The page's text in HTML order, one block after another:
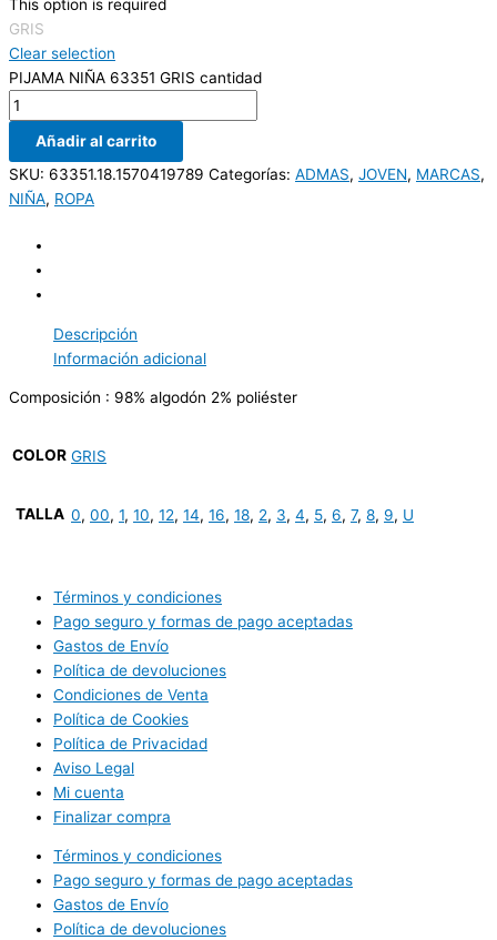
This option is required
GRIS
Clear selection
PIJAMA NIÑA 63351 GRIS cantidad
Añadir al carrito
SKU: 63351.18.1570419789 Categorías: ADMAS, JOVEN, MARCAS,
NIÑA, ROPA
Descripción
Información adicional
Composición : 98% algodón 2% poliéster
COLOR GRIS
TALLA 0, 00, 1, 10, 12, 14, 16, 18, 2, 3, 4, 5, 6, 7, 8, 9, U
Términos y condiciones
Pago seguro y formas de pago aceptadas
Gastos de Envío
Política de devoluciones
Condiciones de Venta
Política de Cookies
Política de Privacidad
Aviso Legal
Mi cuenta
Finalizar compra
Términos y condiciones
Pago seguro y formas de pago aceptadas
Gastos de Envío
Política de devoluciones